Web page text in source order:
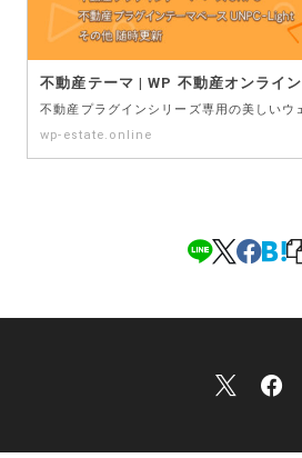
不動産テーマ | WP 不動産オンライン
wp-estate.online